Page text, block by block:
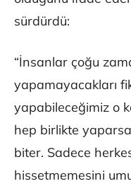
sürdürdü:
“İnsanlar çoğu
yapamayacakları
yapabileceğimiz o
hep birlikte
biter. Sadece
hissetmemesini